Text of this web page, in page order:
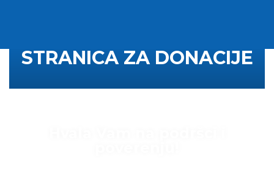
STRANICA ZA DONACIJE